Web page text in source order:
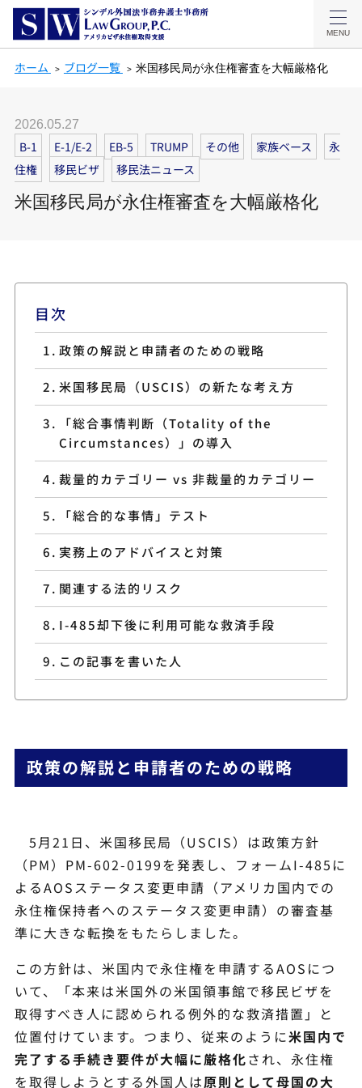
MENU
ホーム ブログ一覧 米国移民局が永住権審査を大幅厳格化
2026.05.27
B-1 E-1/E-2 EB-5 TRUMP その他 家族ベース
永
住権
移民ビザ 移民法ニュース
米国移民局が永住権審査を大幅厳格化
目次
政策の解説と申請者のための戦略
米国移民局（USCIS）の新たな考え方
「総合事情判断（Totality of the
Circumstances）」の導入
裁量的カテゴリー vs 非裁量的カテゴリー
「総合的な事情」テスト
実務上のアドバイスと対策
関連する法的リスク
I-485却下後に利用可能な救済手段
この記事を書いた人
政策の解説と申請者のための戦略
5月21日、米国移民局（USCIS）は政策方針
（PM）PM-602-0199を発表し、フォームI-485に
よるAOSステータス変更申請（アメリカ国内での
永住権保持者へのステータス変更申請）の審査基
準に大きな転換をもたらしました。
この方針は、米国内で永住権を申請するAOSにつ
いて、「本来は米国外の米国領事館で移民ビザを
取得すべき人に認められる例外的な救済措置」と
位置付けています。つまり、従来のように米国内で
完了する手続き要件が大幅に厳格化され、永住権
を取得しようとする外国人は原則として母国の大